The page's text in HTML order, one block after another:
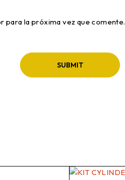
para la próxima vez que comente.